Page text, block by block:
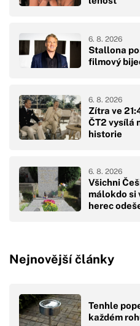
Stallona
filmový
6. 8. 2026
Zítra ve
ČT2 vysílá
historie
6. 8. 2026
Všichni
málokdo si
herec
6. 8. 2026
Nejnovější články
Tenhle
každém